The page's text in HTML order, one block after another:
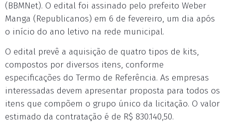
(BBMNet). O edital foi assinado pelo prefeito Weber
Manga (Republicanos) em 6 de fevereiro, um dia após
o início do ano letivo na rede municipal.
O edital prevê a aquisição de quatro tipos de kits,
compostos por diversos itens, conforme
especificações do Termo de Referência. As empresas
interessadas devem apresentar proposta para todos os
itens que compõem o grupo único da licitação. O valor
estimado da contratação é de R$ 830.140,50.